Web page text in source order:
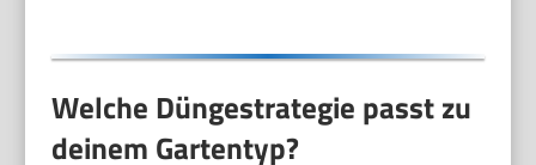
Welche Düngestrategie passt zu
deinem Gartentyp?